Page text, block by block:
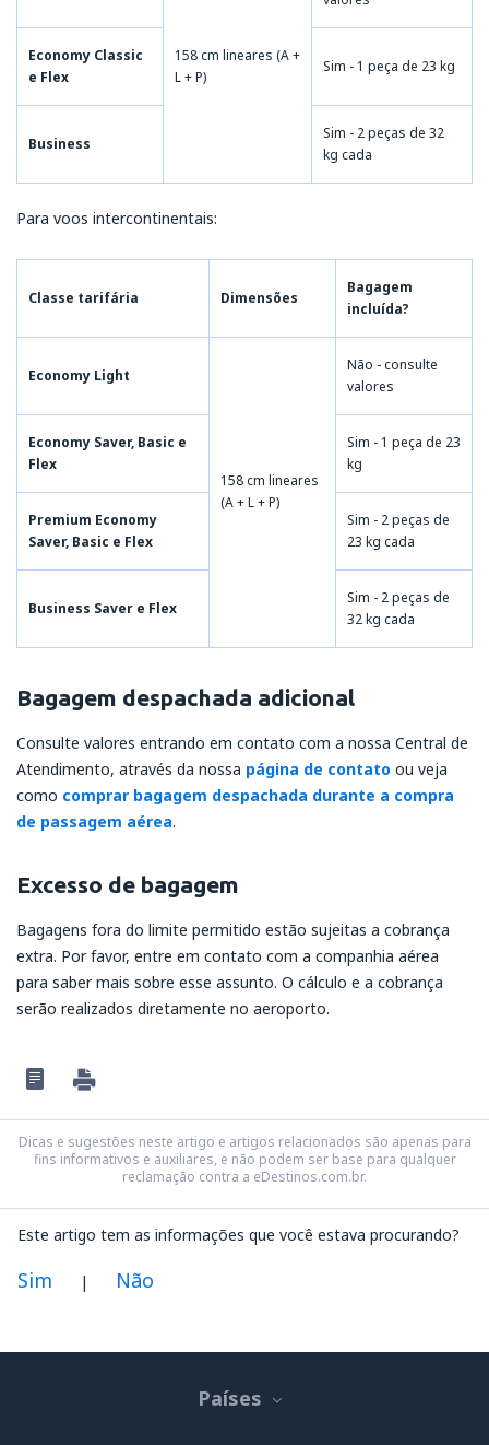
158 cm lineares (A +
L + P)
Economy Classic
e Flex
Sim - 1 peça de 23 kg
Business
Sim - 2 peças de 32
kg cada
Para voos intercontinentais:
Classe tarifária Dimensões
Bagagem
incluída?
Economy Light
158 cm lineares
(A + L + P)
Não - consulte
valores
Economy Saver, Basic e
Flex
Sim - 1 peça de 23
kg
Premium Economy
Saver, Basic e Flex
Sim - 2 peças de
23 kg cada
Business Saver e Flex
Sim - 2 peças de
32 kg cada
Bagagem despachada adicional
Consulte valores entrando em contato com a nossa Central de
Atendimento, através da nossa página de contato ou veja
como comprar bagagem despachada durante a compra
de passagem aérea.
Excesso de bagagem
Bagagens fora do limite permitido estão sujeitas a cobrança
extra. Por favor, entre em contato com a companhia aérea
para saber mais sobre esse assunto. O cálculo e a cobrança
serão realizados diretamente no aeroporto.
Dicas e sugestões neste artigo e artigos relacionados são apenas para
fins informativos e auxiliares, e não podem ser base para qualquer
reclamação contra a eDestinos.com.br.
Este artigo tem as informações que você estava procurando?
Sim | Não
Contém informação incorreta
Países